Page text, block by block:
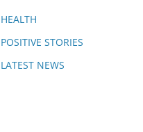
HEALTH
POSITIVE STORIES
LATEST NEWS